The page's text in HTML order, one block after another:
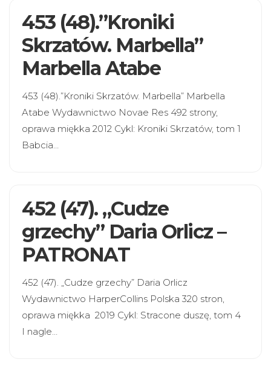
453 (48).”Kroniki
Skrzatów. Marbella”
Marbella Atabe
453 (48).”Kroniki Skrzatów. Marbella” Marbella
Atabe Wydawnictwo Novae Res 492 strony,
oprawa miękka 2012 Cykl: Kroniki Skrzatów, tom 1
Babcia…
452 (47). „Cudze
grzechy” Daria Orlicz –
PATRONAT
452 (47). „Cudze grzechy” Daria Orlicz
Wydawnictwo HarperCollins Polska 320 stron,
oprawa miękka 2019 Cykl: Stracone duszę, tom 4
I nagle…